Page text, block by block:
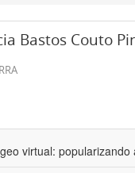
Bastos Couto
virtual: